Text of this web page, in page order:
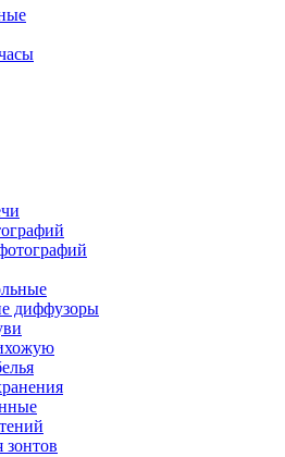
диффузоры
зонтов